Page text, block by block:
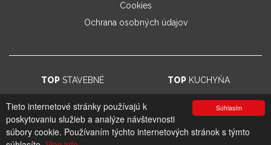
Súhlasím
Tieto internetové stránky používajú k
poskytovaniu služieb a analýze návštevnosti
súbory cookie. Používaním týchto internetových stránok s týmto
Cookies
Ochrana osobných údajov
TOPSTAVEBNÉ TOP KUCHYŇA
© 2026. UV GROUP s.r.o. | Created by CTS Europe s.r.o.